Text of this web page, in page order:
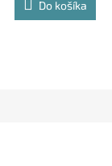
Do košíka